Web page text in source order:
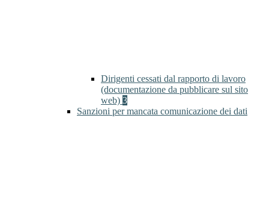
Dirigenti cessati dal rapporto di lavoro
(documentazione da pubblicare sul sito
web) 3
Sanzioni per mancata comunicazione dei dati